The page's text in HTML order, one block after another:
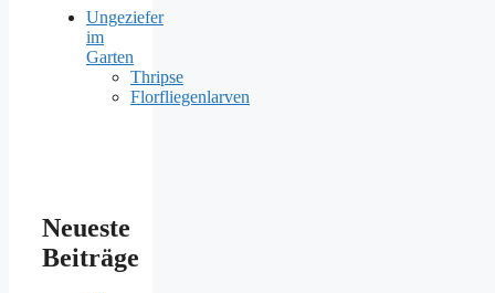
Ungeziefer
im
Garten
Thripse
Florfliegenlarven
Neueste
Beiträge